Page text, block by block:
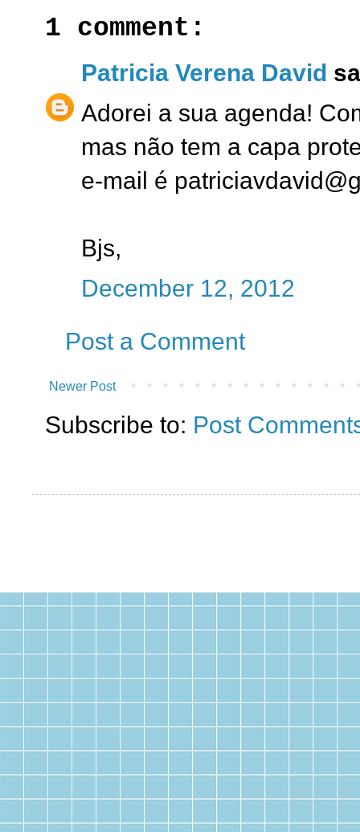
1 comment:
Patricia Verena David
Adorei a sua agenda!
mas não tem a capa
e-mail é
Bjs,
December 12, 2012
Post a Comment
Newer Post
Subscribe to: Post